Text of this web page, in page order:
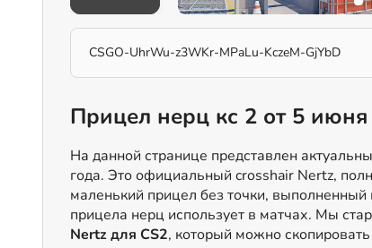
CSGO-UhrWu-z3WKr-MPaLu-KczeM-GjYbD
Прицел нерц кс 2 от 5
На данной странице представлен
года. Это официальный crosshair Nertz,
маленький прицел без точки,
прицела нерц использует в матчах. Мы
Nertz для CS2, который можно